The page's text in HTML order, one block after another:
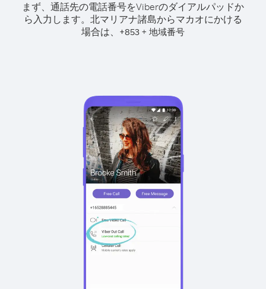
まず、通話先の電話番号をViberのダイアルパッドか
ら入力します。 北マリアナ諸島からマカオにかける
場合は、 +853 + 地域番号